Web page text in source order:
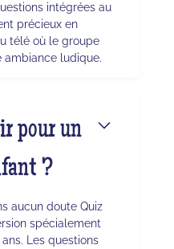
intégrées au
précieux en
télé où le groupe
ambiance ludique.
pour un
?
aucun doute Quiz
spécialement
Les questions